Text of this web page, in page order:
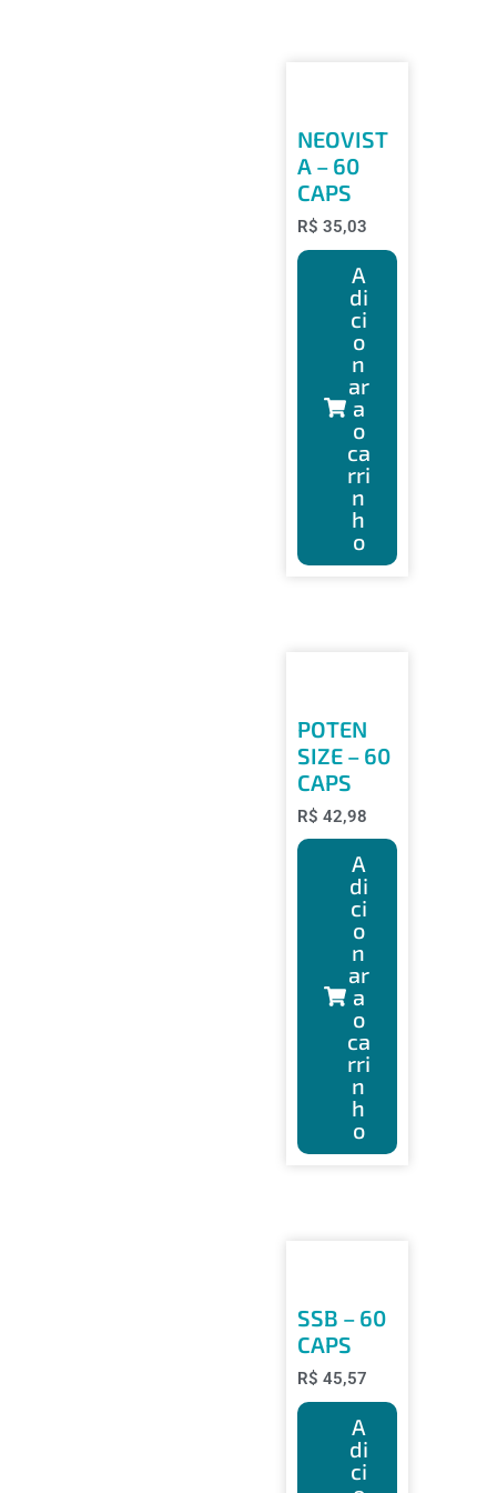
NEOVIST
A – 60
CAPS
R$ 35,03
A
di
ci
o
n
ar
a
o
ca
rri
n
h
o
POTEN
SIZE – 60
CAPS
R$ 42,98
A
di
ci
o
n
ar
a
o
ca
rri
n
h
o
SSB – 60
CAPS
R$ 45,57
A
di
ci